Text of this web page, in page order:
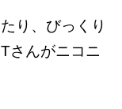
り、びっくり
さんがニコニ